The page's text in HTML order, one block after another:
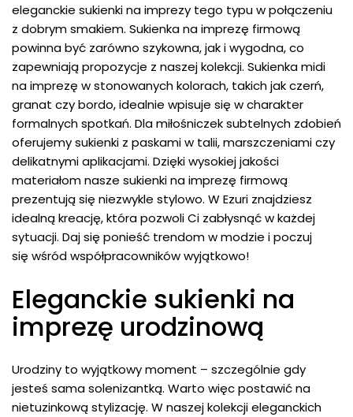
eleganckie sukienki na imprezy tego typu w połączeniu
z dobrym smakiem. Sukienka na imprezę firmową
powinna być zarówno szykowna, jak i wygodna, co
zapewniają propozycje z naszej kolekcji. Sukienka midi
na imprezę w stonowanych kolorach, takich jak czerń,
granat czy bordo, idealnie wpisuje się w charakter
formalnych spotkań. Dla miłośniczek subtelnych zdobień
oferujemy sukienki z paskami w talii, marszczeniami czy
delikatnymi aplikacjami. Dzięki wysokiej jakości
materiałom nasze sukienki na imprezę firmową
prezentują się niezwykle stylowo. W Ezuri znajdziesz
idealną kreację, która pozwoli Ci zabłysnąć w każdej
sytuacji. Daj się ponieść trendom w modzie i poczuj
się wśród współpracowników wyjątkowo!
Eleganckie sukienki na
imprezę urodzinową
Urodziny to wyjątkowy moment – szczególnie gdy
jesteś sama solenizantką. Warto więc postawić na
nietuzinkową stylizację. W naszej kolekcji eleganckich